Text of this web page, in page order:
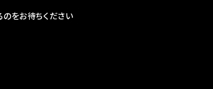
をお待ちください